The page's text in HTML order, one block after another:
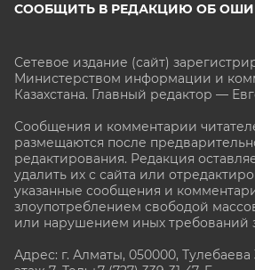
СООБЩИТЬ В РЕДАКЦИЮ ОБ
Сетевое издание (сайт)
Министерством информации и
Казахстана. Главный редактор —
Сообщения и комментарии
размещаются после
редактирования. Редакция
удалить их с сайта или
указанные сообщения и
злоупотреблением свободой
или нарушением иных требований
Адрес: г. Алматы, 050000, Тулебаева